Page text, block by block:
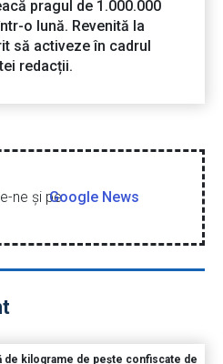
pragul de 1.000.000
o lună. Revenită la
să activeze în cadrul
redacții.
ne şi peGoogle News
de kilograme de pește confiscate de